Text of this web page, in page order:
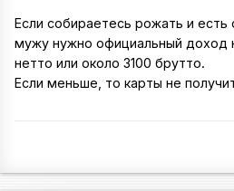
Если собираетесь рожать и есть
мужу нужно официальный доход
нетто или около 3100 брутто.
Если меньше, то карты не